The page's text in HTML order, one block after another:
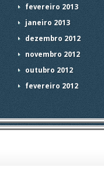
fevereiro 2013
janeiro 2013
dezembro 2012
novembro 2012
outubro 2012
fevereiro 2012